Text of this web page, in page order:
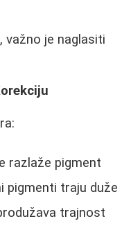
važno je naglasiti
razlaže pigment
pigmenti traju duže
trajnost